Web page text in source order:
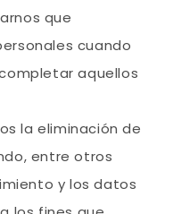
que
cuando
aquellos
la eliminación de
entre otros
y los datos